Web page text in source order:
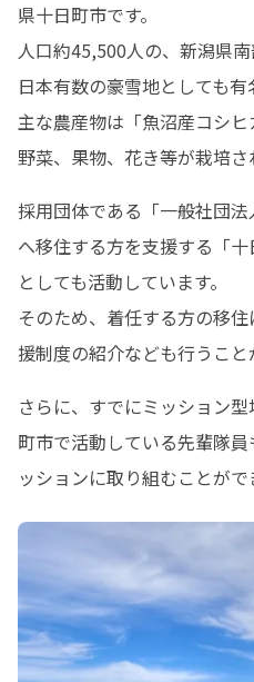
県十日町市です。
人口約45,500人の、新潟県南
日本有数の豪雪地としても有
主な農産物は「魚沼産コシ
野菜、果物、花き等が栽培さ
採用団体である「一般社団
へ移住する方を支援する「十
としても活動しています。
そのため、着任する方の移
援制度の紹介なども行うこと
さらに、すでにミッション
町市で活動している先輩隊
ッションに取り組むことがで